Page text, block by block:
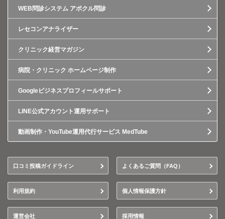
WEB問診システム アポクル問診
レセコンアナライザー
クリニック経営マガジン
病院・クリニック ホームページ制作
Googleビジネスプロフィールサポート
LINE公式アカウント運用サポート
動画制作・YouTube運用代行サービス MedTube
口コミ投稿ガイドライン よくあるご質問（FAQ）
利用規約 個人情報保護方針
運営会社 採用情報